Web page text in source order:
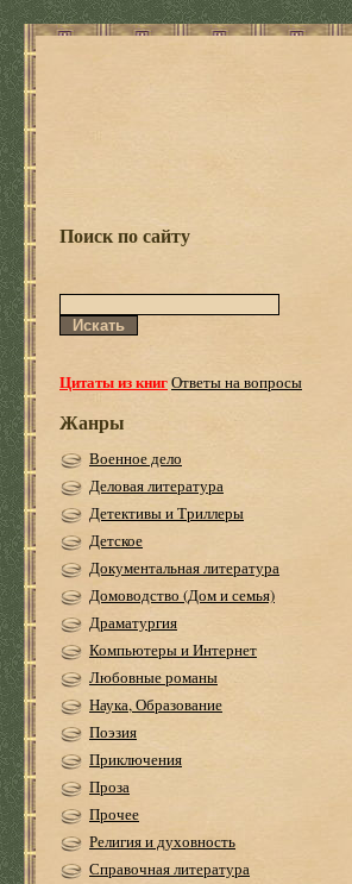
Поиск по сайту
Цитаты из книгОтветы на вопросы
Жанры
Военное дело
Деловая литература
Детективы и Триллеры
Детское
Документальная литература
Домоводство (Дом и семья)
Драматургия
Компьютеры и Интернет
Любовные романы
Наука, Образование
Поэзия
Приключения
Проза
Прочее
Религия и духовность
Справочная литература